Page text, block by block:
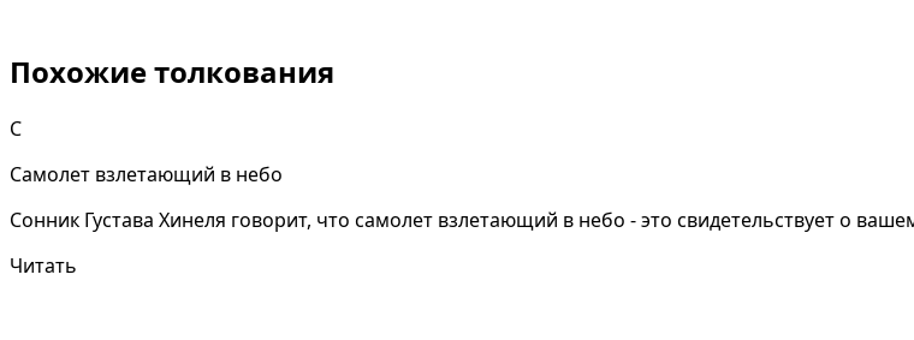
Похожие толкования
С
Самолет взлетающий в небо
Сонник Густава Хинеля говорит, что самолет взлетающий в небо - это свидетельствует о
Читать